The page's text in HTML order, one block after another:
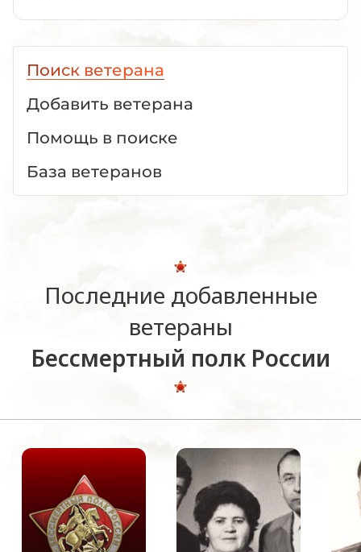
Поиск ветерана
Добавить ветерана
Помощь в поиске
База ветеранов
Последние добавленные
ветераны
Бессмертный полк России